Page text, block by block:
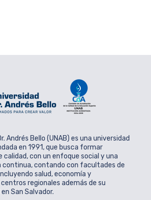
Andrés Bello (UNAB) es una universidad
en 1991, que busca formar
calidad, con un enfoque social y una
continua, contando con facultades de
salud, economía y
regionales además de su
San Salvador.